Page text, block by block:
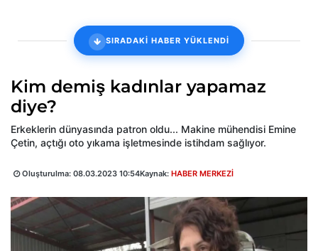
SIRADAKİ HABER YÜKLENDİ
Kim demiş kadınlar yapamaz
diye?
Erkeklerin dünyasında patron oldu... Makine mühendisi Emine
Çetin, açtığı oto yıkama işletmesinde istihdam sağlıyor.
Oluşturulma: 08.03.2023 10:54Kaynak: HABER MERKEZİ